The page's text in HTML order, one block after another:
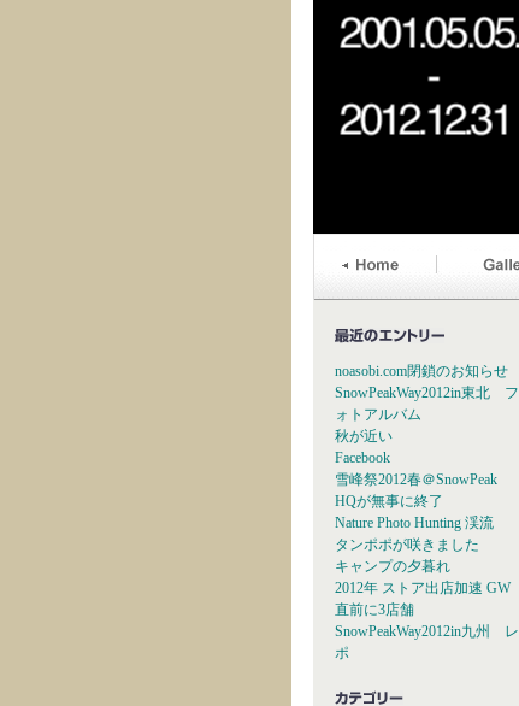
noasobi.com閉鎖のお知らせ
SnowPeakWay2012in東北 フ
ォトアルバム
秋が近い
Facebook
雪峰祭2012春＠SnowPeak
HQが無事に終了
Nature Photo Hunting 渓流
タンポポが咲きました
キャンプの夕暮れ
2012年 ストア出店加速 GW
直前に3店舗
SnowPeakWay2012in九州 レ
ポ